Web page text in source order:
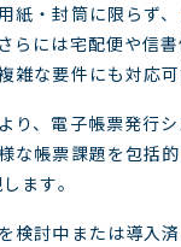
紙・封筒に限らず
らには宅配便や信
雑な要件にも対応可
り、電子帳票発行
な帳票課題を包括
ます。
検討中または導入